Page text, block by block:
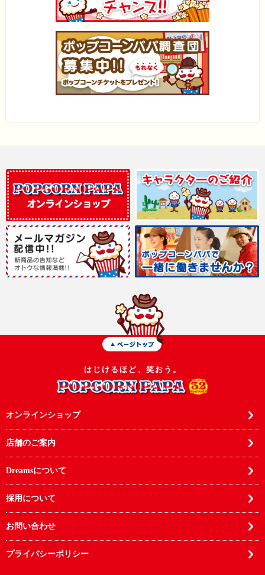
はじけるほど、笑おう。
オンラインショップ
店舗のご案内
Dreamsについて
採用について
お問い合わせ
プライバシーポリシー